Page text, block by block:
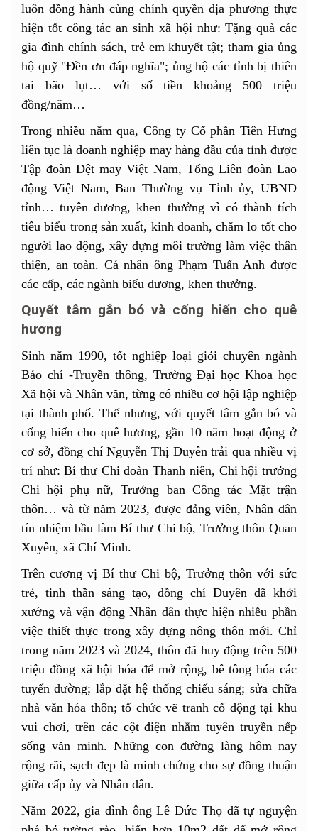
luôn đồng hành cùng chính quyền địa phương thực
hiện tốt công tác an sinh xã hội như: Tặng quà các
gia đình chính sách, trẻ em khuyết tật; tham gia ủng
hộ quỹ "Đền ơn đáp nghĩa"; ủng hộ các tỉnh bị thiên
tai bão lụt… với số tiền khoảng 500 triệu
đồng/năm…
Trong nhiều năm qua, Công ty Cổ phần Tiên Hưng
liên tục là doanh nghiệp may hàng đầu của tỉnh được
Tập đoàn Dệt may Việt Nam, Tổng Liên đoàn Lao
động Việt Nam, Ban Thường vụ Tỉnh ủy, UBND
tỉnh… tuyên dương, khen thưởng vì có thành tích
tiêu biểu trong sản xuất, kinh doanh, chăm lo tốt cho
người lao động, xây dựng môi trường làm việc thân
thiện, an toàn. Cá nhân ông Phạm Tuấn Anh được
các cấp, các ngành biểu dương, khen thưởng.
Quyết tâm gắn bó và cống hiến cho quê
hương
Sinh năm 1990, tốt nghiệp loại giỏi chuyên ngành
Báo chí -Truyền thông, Trường Đại học Khoa học
Xã hội và Nhân văn, từng có nhiều cơ hội lập nghiệp
tại thành phố. Thế nhưng, với quyết tâm gắn bó và
cống hiến cho quê hương, gần 10 năm hoạt động ở
cơ sở, đồng chí Nguyễn Thị Duyên trải qua nhiều vị
trí như: Bí thư Chi đoàn Thanh niên, Chi hội trưởng
Chi hội phụ nữ, Trưởng ban Công tác Mặt trận
thôn… và từ năm 2023, được đảng viên, Nhân dân
tín nhiệm bầu làm Bí thư Chi bộ, Trưởng thôn Quan
Xuyên, xã Chí Minh.
Trên cương vị Bí thư Chi bộ, Trưởng thôn với sức
trẻ, tinh thần sáng tạo, đồng chí Duyên đã khởi
xướng và vận động Nhân dân thực hiện nhiều phần
việc thiết thực trong xây dựng nông thôn mới. Chỉ
trong năm 2023 và 2024, thôn đã huy động trên 500
triệu đồng xã hội hóa để mở rộng, bê tông hóa các
tuyến đường; lắp đặt hệ thống chiếu sáng; sửa chữa
nhà văn hóa thôn; tổ chức vẽ tranh cổ động tại khu
vui chơi, trên các cột điện nhằm tuyên truyền nếp
sống văn minh. Những con đường làng hôm nay
rộng rãi, sạch đẹp là minh chứng cho sự đồng thuận
giữa cấp ủy và Nhân dân.
Năm 2022, gia đình ông Lê Đức Thọ đã tự nguyện